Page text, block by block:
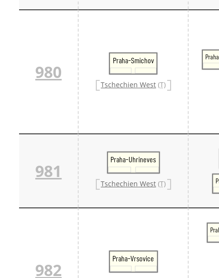
980
Praha-Smichov
Tschechien West (T)
981
Praha-Uhrineves
Tschechien West (T)
982
Praha-Vrsovice